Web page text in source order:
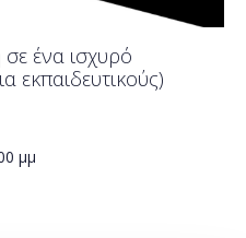
σε ένα ισχυρό
εκπαιδευτικούς)
μμ